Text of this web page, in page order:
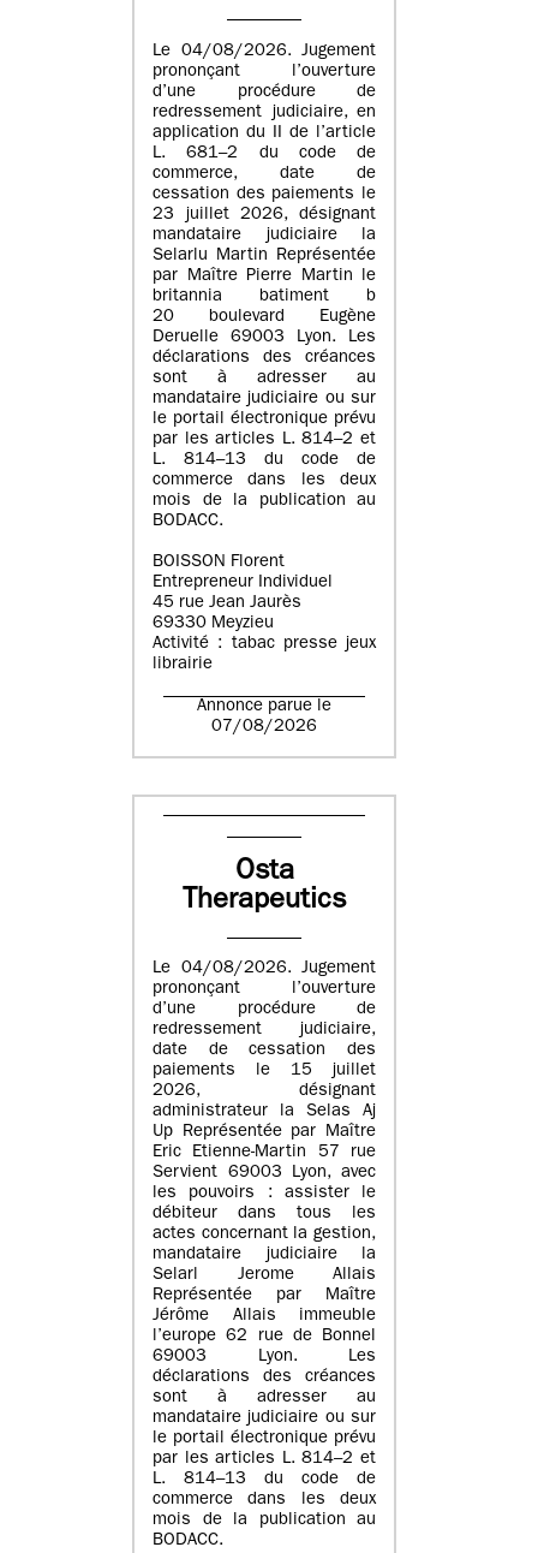
Le 04/08/2026. Jugement
prononçant l’ouverture
d’une procédure de
redressement judiciaire, en
application du II de l’article
L. 681–2 du code de
commerce, date de
cessation des paiements le
23 juillet 2026, désignant
mandataire judiciaire la
Selarlu Martin Représentée
par Maître Pierre Martin le
britannia batiment b
20 boulevard Eugène
Deruelle 69003 Lyon. Les
déclarations des créances
sont à adresser au
mandataire judiciaire ou sur
le portail électronique prévu
par les articles L. 814–2 et
L. 814–13 du code de
commerce dans les deux
mois de la publication au
BODACC.
BOISSON Florent
Entrepreneur Individuel
45 rue Jean Jaurès
69330 Meyzieu
Activité : tabac presse jeux
librairie
Annonce parue le
07/08/2026
Osta
Therapeutics
Le 04/08/2026. Jugement
prononçant l’ouverture
d’une procédure de
redressement judiciaire,
date de cessation des
paiements le 15 juillet
2026, désignant
administrateur la Selas Aj
Up Représentée par Maître
Eric Etienne-Martin 57 rue
Servient 69003 Lyon, avec
les pouvoirs : assister le
débiteur dans tous les
actes concernant la gestion,
mandataire judiciaire la
Selarl Jerome Allais
Représentée par Maître
Jérôme Allais immeuble
l’europe 62 rue de Bonnel
69003 Lyon. Les
déclarations des créances
sont à adresser au
mandataire judiciaire ou sur
le portail électronique prévu
par les articles L. 814–2 et
L. 814–13 du code de
commerce dans les deux
mois de la publication au
BODACC.